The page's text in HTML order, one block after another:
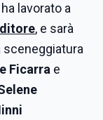
lavorato a
, e sarà
sceneggiatura
Ficarra e